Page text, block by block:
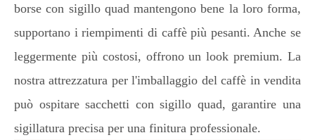
borse con sigillo quad mantengono bene la loro forma,
supportano i riempimenti di caffè più pesanti. Anche se
leggermente più costosi, offrono un look premium. La
nostra attrezzatura per l'imballaggio del caffè in vendita
può ospitare sacchetti con sigillo quad, garantire una
sigillatura precisa per una finitura professionale.